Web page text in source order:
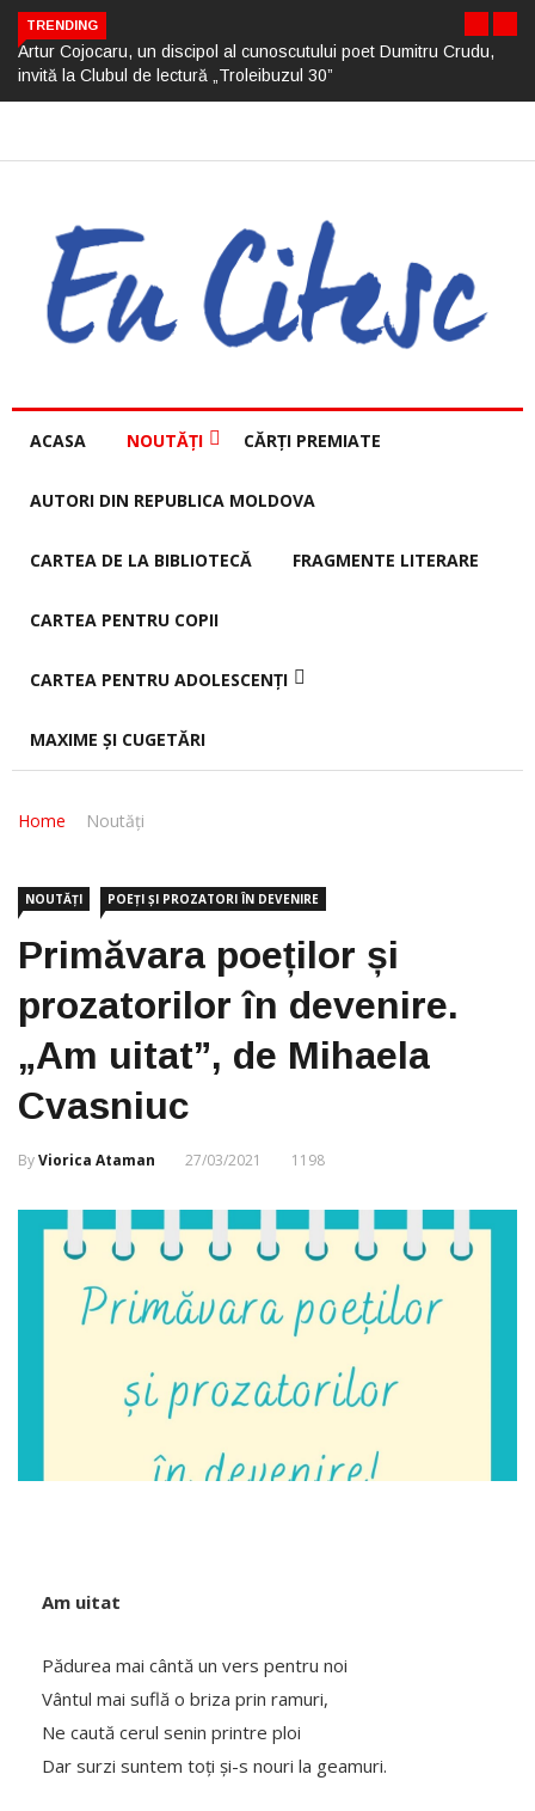
TRENDING
Artur Cojocaru, un discipol al cunoscutului poet Dumitru Crudu,
invită la Clubul de lectură „Troleibuzul 30”
ACASA NOUTĂȚI CĂRȚI PREMIATE
AUTORI DIN REPUBLICA MOLDOVA
CARTEA DE LA BIBLIOTECĂ FRAGMENTE LITERARE
CARTEA PENTRU COPII
CARTEA PENTRU ADOLESCENȚI
MAXIME ȘI CUGETĂRI
Home Noutăți
NOUTĂȚI POEȚI ȘI PROZATORI ÎN DEVENIRE
Primăvara poeților și
prozatorilor în devenire.
„Am uitat”, de Mihaela
Cvasniuc
ByViorica Ataman 27/03/2021 1198
Am uitat
Pădurea mai cântă un vers pentru noi
Vântul mai suflă o briza prin ramuri,
Ne caută cerul senin printre ploi
Dar surzi suntem toți și-s nouri la geamuri.